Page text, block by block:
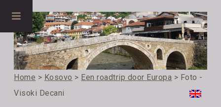
Home > Kosovo > Een roadtrip door Europa > Foto -
Visoki Decani